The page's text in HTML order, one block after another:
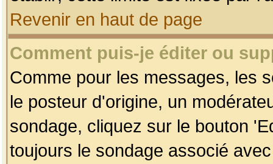
Revenir en haut de page
Comment puis-je éditer ou
Comme pour les messages, les
le posteur d'origine, un
sondage, cliquez sur le bouton
toujours le sondage associé